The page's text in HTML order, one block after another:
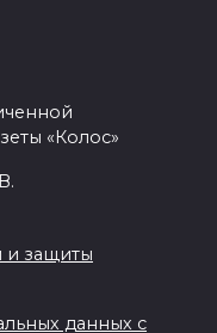
районе
«Колос»
и защиты
данных с